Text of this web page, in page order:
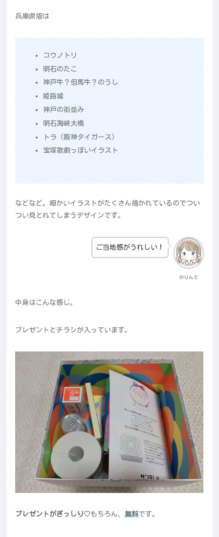
兵庫県版は
コウノトリ
明石のたこ
神戸牛？但馬牛？のうし
姫路城
神戸の街並み
明石海峡大橋
トラ（阪神タイガース）
宝塚歌劇っぽいイラスト
などなど。細かいイラストがたくさん描かれているのでつい
つい見とれてしまうデザインです。
かりんと
ご当地感がうれしい！
中身はこんな感じ。
プレゼントとチラシが入っています。
プレゼントがぎっしり♡もちろん、無料です。